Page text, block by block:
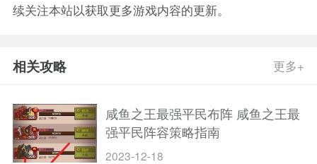
续关注本站以获取更多游戏内容的更新。
相关攻略 更多+
咸鱼之王最强平民布阵 咸鱼之王最
强平民阵容策略指南
2023-12-18